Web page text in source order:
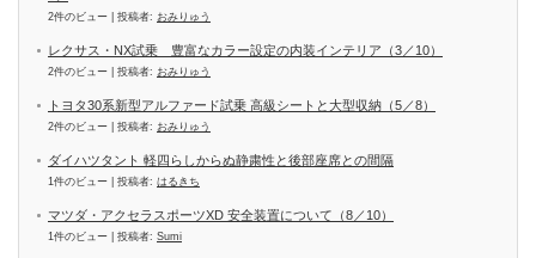
2件のビュー 投稿者: おみりゅう
レクサス・NX試乗 豊富なカラー設定の内装インテリア（3／10）
2件のビュー 投稿者: おみりゅう
トヨタ30系新型アルファード試乗 高級シートと大型収納（5／8）
2件のビュー 投稿者: おみりゅう
ダイハツタント 軽四らしからぬ静粛性と後部座席との間隔
1件のビュー 投稿者: はるきち
マツダ・アクセラスポーツXD 安全装置について（8／10）
1件のビュー 投稿者: Sumi